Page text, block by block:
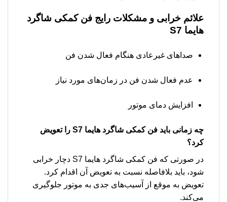
علائم خرابی و مشکلات رایج فن کمکی شاگرد
هایما S7
صداهای غیرعادی هنگام فعال شدن فن
عدم فعال شدن فن در زمان‌های مورد نیاز
افزایش دمای موتور
چه زمانی باید فن کمکی شاگرد هایما S7
را تعویض
کرد؟
در صورتی که فن کمکی شاگرد هایما S7 دچار خرابی
شود، باید بلافاصله نسبت به تعویض آن اقدام کرد.
تعویض به موقع از آسیب‌های جدی به موتور جلوگیری
می‌کند.